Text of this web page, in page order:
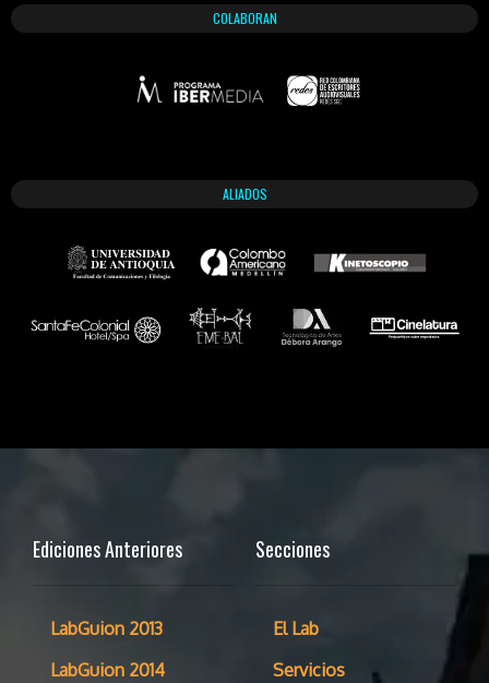
COLABORAN
ALIADOS
Ediciones Anteriores
LabGuion 2013
LabGuion 2014
Secciones
El Lab
Servicios